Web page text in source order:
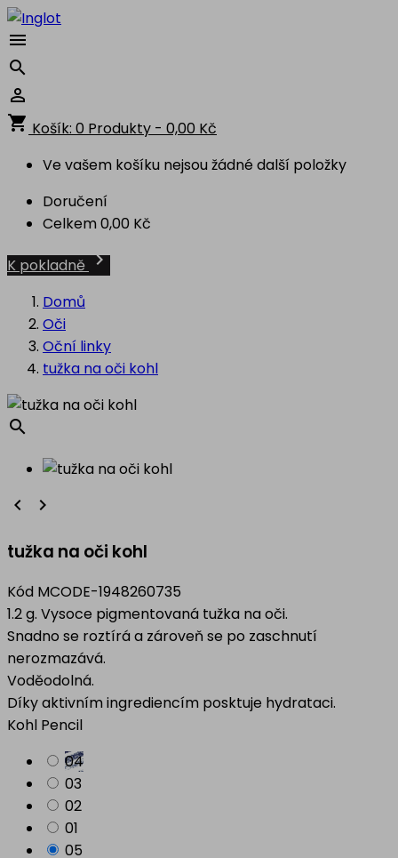



shopping_cart Košík: 0 Produkty - 0,00 Kč
Ve vašem košíku nejsou žádné další položky
Doručení
Celkem0,00 Kč
K pokladně
Domů
Oči
Oční linky
tužka na oči kohl
search
 
tužka na oči kohl
Kód MCODE-1948260735
1.2 g. Vysoce pigmentovaná tužka na oči.
Snadno se roztírá a zároveň se po zaschnutí
nerozmazává.
Voděodolná.
Díky aktivním ingrediencím posktuje hydrataci.
Kohl Pencil
04
03
02
01
05